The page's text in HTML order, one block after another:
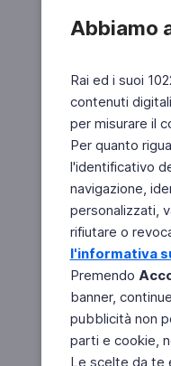
Abbiamo
Rai ed i suoi
contenuti
per misurare il
Per quanto
l'identificativo
navigazione,
personalizzati,
rifiutare o
l'informativa
Premendo
banner,
pubblicità non
parti e cookie,
Le scelte da te